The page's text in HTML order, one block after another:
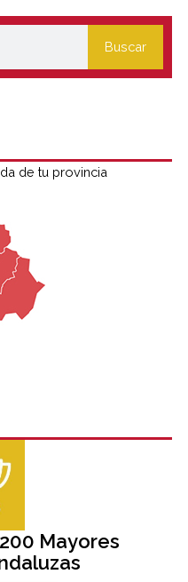
Buscar
de tu provincia
Mayores